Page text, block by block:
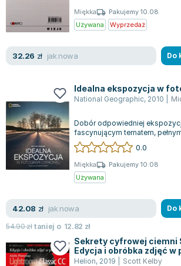
Miękka
Pakujemy 10.08
Używana
Wyprzedaż
32.26 zł jak nowa Do
Idealna ekspozycja w
National Geographic, 2010
Dobór odpowiedniej
fascynującym tematem,
jak i złożoności, który od
0.0
Miękka
Pakujemy 10.08
Używana
42.08 zł jak nowa
54.90złtaniej o 12.82 zł
Do
Sekrety cyfrowej ciemni
Edycja i obróbka zdjęć w
Photoshop Lightroom
Helion, 2019
Scott Kelby